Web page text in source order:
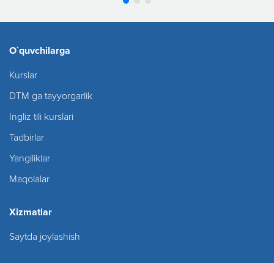
O`quvchilarga
Kurslar
DTM ga tayyorgarlik
Ingliz tili kurslari
Tadbirlar
Yangiliklar
Maqolalar
Xizmatlar
Saytda joylashish